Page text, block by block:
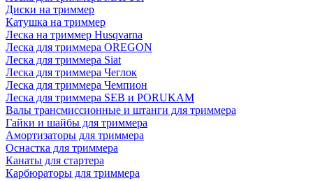
Диски на триммер
Катушка на триммер
Леска на триммер Husqvarna
Леска для триммера OREGON
Леска для триммера Siat
Леска для триммера Чеглок
Леска для триммера Чемпион
Леска для триммера SEB и PORUKAM
Валы трансмиссионные и штанги для триммера
Гайки и шайбы для триммера
Амортизаторы для триммера
Оснастка для триммера
Канаты для стартера
Карбюраторы для триммера